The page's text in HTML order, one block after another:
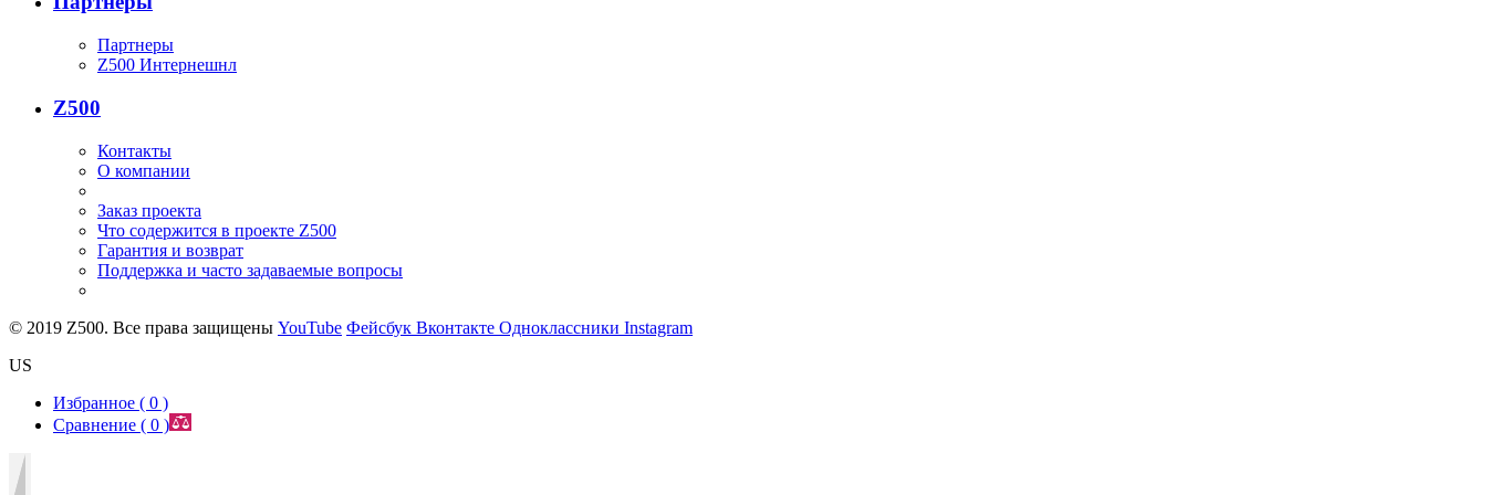
Партнеры
Z500 Интернешнл
Z500
Контакты
О компании
Заказ проекта
Что содержится в проекте Z500
Гарантия и возврат
Поддержка и часто задаваемые вопросы
© 2019 Z500. Все права защищены YouTube Фейсбук Вконтакте Одноклассники Instagram
US
Избранное ( 0 )
Сравнение ( 0 )